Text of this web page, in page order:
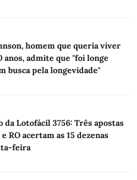
homem que queria viver
anos, admite que "foi longe
busca pela longevidade"
da Lotofácil 3756: Três apostas
e RO acertam as 15 dezenas
feira